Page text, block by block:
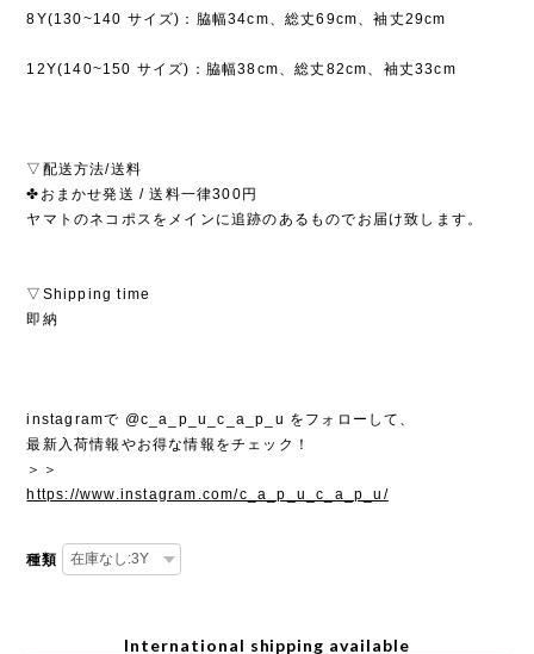
8Y(130~140 サイズ)：脇幅34cm、総丈69cm、袖丈29cm
12Y(140~150 サイズ)：脇幅38cm、総丈82cm、袖丈33cm
▽配送方法/送料
✤おまかせ発送 / 送料一律300円
ヤマトのネコポスをメインに追跡のあるものでお届け致します。
▽Shipping time
即納
instagramで @c_a_p_u_c_a_p_u をフォローして、
最新入荷情報やお得な情報をチェック！
＞＞
https://www.instagram.com/c_a_p_u_c_a_p_u/
種類
International shipping available